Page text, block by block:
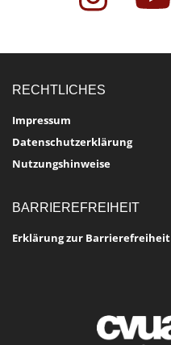
RECHTLICHES
Impressum
Datenschutzerklärung
Nutzungshinweise
BARRIEREFREIHEIT
Erklärung zur Barrierefreiheit